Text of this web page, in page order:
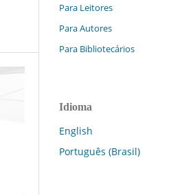
Para Leitores
Para Autores
Para Bibliotecários
Idioma
English
Português (Brasil)